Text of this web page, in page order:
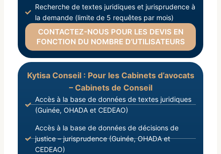
Recherche de textes juridiques et jurisprudence à
la demande (limite de 5 requêtes par mois)
CONTACTEZ-NOUS POUR LES DEVIS EN
FONCTION DU NOMBRE D’UTILISATEURS
Kytisa Conseil : Pour les Cabinets d’avocats
– Cabinets de Conseil
Accès à la base de données de textes juridiques
(Guinée, OHADA et CEDEAO)
Accès à la base de données de décisions de
justice – jurisprudence (Guinée, OHADA et
CEDEAO)